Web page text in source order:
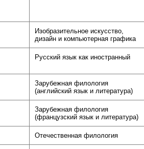
Изобразительное искусство,
дизайн и компьютерная графика
Русский язык как иностранный
Зарубежная филология
(английский язык и литература)
Зарубежная филология
(французский язык и литература)
Отечественная филология